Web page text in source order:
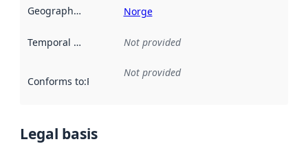
Geographical scope Norge
Temporal scope Not provided
Conforms to:Reference to an implementation rule or other
Not provided
Legal basis